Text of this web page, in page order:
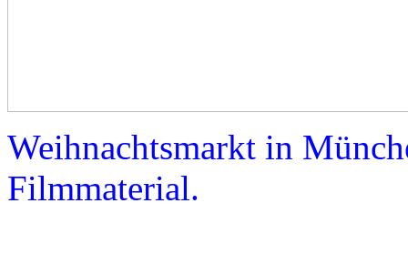
Weihnachtsmarkt in
Filmmaterial.